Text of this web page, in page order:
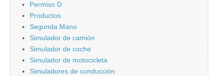
Permiso D
Productos
Segunda Mano
Simulador de camión
Simulador de coche
Simulador de motocicleta
Simuladores de conducción